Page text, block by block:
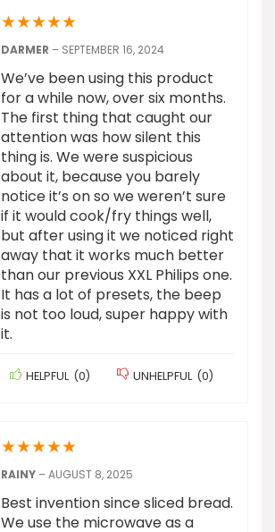
★★★★★
DARMER – SEPTEMBER 16, 2024
We’ve been using this product
for a while now, over six months.
The first thing that caught our
attention was how silent this
thing is. We were suspicious
about it, because you barely
notice it’s on so we weren’t sure
if it would cook/fry things well,
but after using it we noticed right
away that it works much better
than our previous XXL Philips one.
It has a lot of presets, the beep
is not too loud, super happy with
it.
HELPFUL (0) UNHELPFUL (0)
★★★★★
RAINY –AUGUST 8, 2025
Best invention since sliced bread.
We use the microwave as a